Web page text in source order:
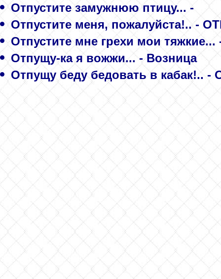
Отпустите замужнюю птицу... -
Отпустите меня, пожалуйста!.. -
Отпустите мне грехи мои тяжкие...
Отпущу-ка я вожжи... - Возница
Отпущу беду бедовать в кабак!.. -